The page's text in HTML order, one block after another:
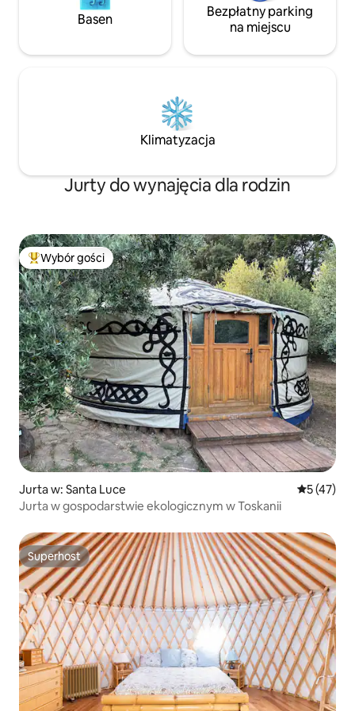
Basen
Bezpłatny parking
na miejscu
Klimatyzacja
Jurty do wynajęcia dla rodzin
Najpopularniejsze z kategorii Wybór gości
Wybór gości
Jurta w: Santa Luce Średnia
5 (47)
Jurta w gospodarstwie ekologicznym w Toskanii
Superhost
Superhost